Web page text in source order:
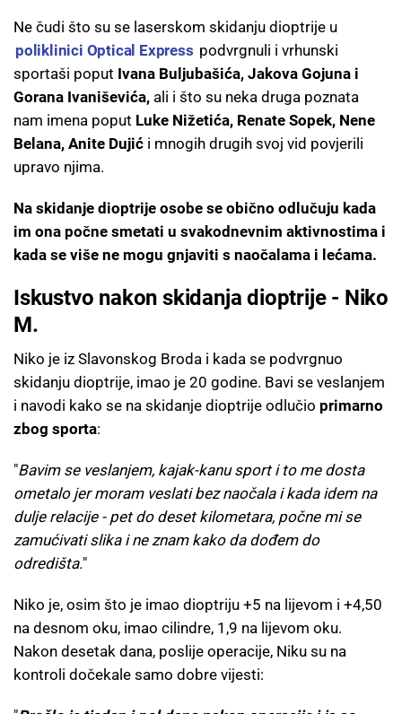
Ne čudi što su se laserskom skidanju dioptrije u
poliklinici Optical Express podvrgnuli i vrhunski
sportaši poput Ivana Buljubašića, Jakova Gojuna i
Gorana Ivaniševića, ali i što su neka druga poznata
nam imena poput Luke Nižetića, Renate Sopek, Nene
Belana, Anite Dujić i mnogih drugih svoj vid povjerili
upravo njima.
Na skidanje dioptrije osobe se obično odlučuju kada
im ona počne smetati u svakodnevnim aktivnostima i
kada se više ne mogu gnjaviti s naočalama i lećama.
Iskustvo nakon skidanja dioptrije - Niko
M.
Niko je iz Slavonskog Broda i kada se podvrgnuo
skidanju dioptrije, imao je 20 godine. Bavi se veslanjem
i navodi kako se na skidanje dioptrije odlučio primarno
zbog sporta:
"Bavim se veslanjem, kajak-kanu sport i to me dosta
ometalo jer moram veslati bez naočala i kada idem na
dulje relacije - pet do deset kilometara, počne mi se
zamućivati slika i ne znam kako da dođem do
odredišta."
Niko je, osim što je imao dioptriju +5 na lijevom i +4,50
na desnom oku, imao cilindre, 1,9 na lijevom oku.
Nakon desetak dana, poslije operacije, Niku su na
kontroli dočekale samo dobre vijesti: